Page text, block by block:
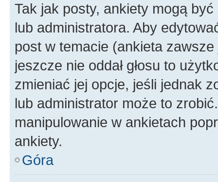
Tak jak posty, ankiety mogą
lub administratora. Aby
post w temacie (ankieta
jeszcze nie oddał głosu to
zmieniać jej opcje, jeśli jednak
lub administrator może to
manipulowanie w ankietach
ankiety.
Góra